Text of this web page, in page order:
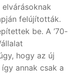
felújították.
be. A ’70-
hogy az új
annak csak a